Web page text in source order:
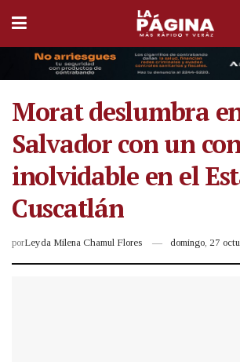
Morat deslumbra
Salvador con un
inolvidable en el
Cuscatlán
porLeyda Milena Chamul Flores domingo, 27